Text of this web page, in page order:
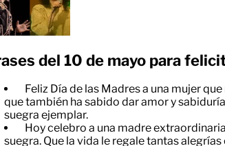
del 10 de mayo para
Feliz Día de las Madres a una mujer
que también ha sabido dar amor y
suegra ejemplar.
Hoy celebro a una madre
suegra. Que la vida le regale tantas